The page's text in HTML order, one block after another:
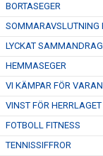
BORTASEGER
SOMMARAVSLUTNING
LYCKAT SAMMANDRAG
HEMMASEGER
VI KÄMPAR FÖR
VINST FÖR HERRLAGET
FOTBOLL FITNESS
TENNISSIFFROR